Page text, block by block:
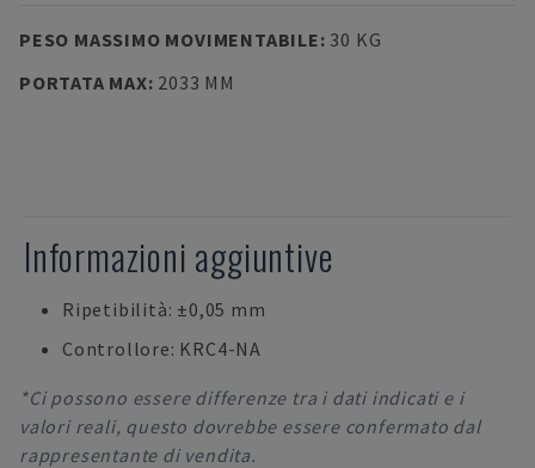
PESO MASSIMO MOVIMENTABILE: 30 KG
PORTATA MAX: 2033 MM
Informazioni aggiuntive
Ripetibilità: ±0,05 mm
Controllore: KRC4-NA
*Ci possono essere differenze tra i dati indicati e i
valori reali, questo dovrebbe essere confermato dal
rappresentante di vendita.